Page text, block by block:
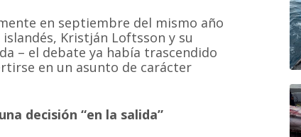
en septiembre del mismo año
Kristján Loftsson y su
– el debate ya había trascendido
en un asunto de carácter
decisión “en la salida”